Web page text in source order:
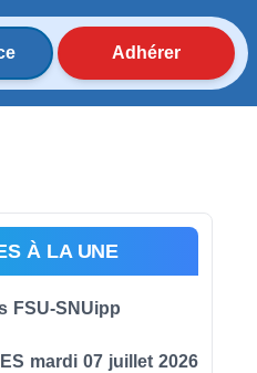
Adhérer
À LA UNE
FSU-SNUipp
mardi 07 juillet 2026